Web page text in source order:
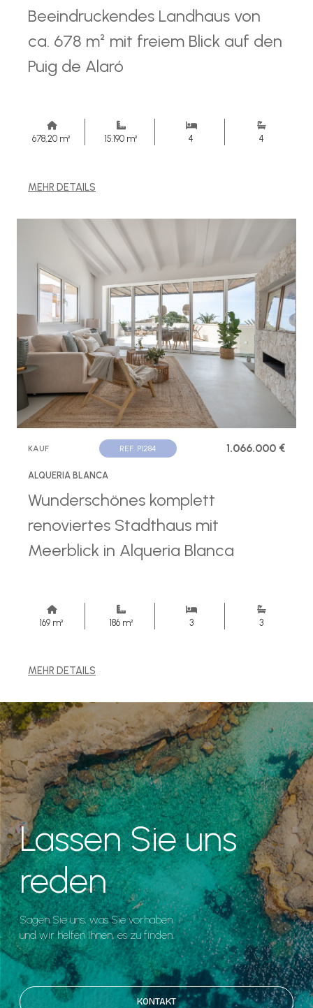
Beeindruckendes Landhaus von
ca. 678 m² mit freiem Blick auf den
Puig de Alaró
678,20 m² 15.190 m² 4 4
MEHR DETAILS
KAUF REF. P1284 1.066.000 €
ALQUERIA BLANCA
Wunderschönes komplett
renoviertes Stadthaus mit
Meerblick in Alqueria Blanca
169 m² 186 m² 3 3
MEHR DETAILS
Lassen Sie uns
reden
Sagen Sie uns, was Sie vorhaben
und wir helfen Ihnen, es zu finden.
KONTAKT